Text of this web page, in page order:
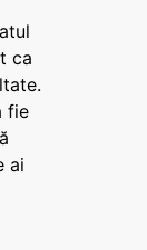
ca
fie
ai